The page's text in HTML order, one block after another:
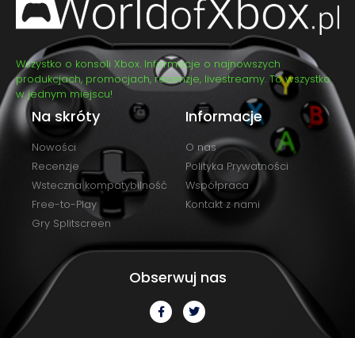
Wszystko o konsoli Xbox. Informacje o najnowszych
produkcjach, promocjach, recenzje, livestreamy. To wszystko
w jednym miejscu!
Na skróty
Nowości
Recenzje
Wsteczna kompatybilność
Free-to-Play
Gry Splitscreen
Informacje
O nas
Polityka Prywatności
Współpraca
Kontakt z nami
Obserwuj nas